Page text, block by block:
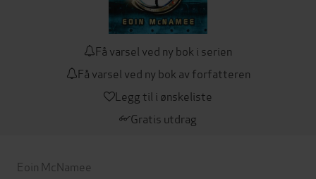
Få varsel ved ny bok i serien
Få varsel ved ny bok av forfatteren
Legg til i ønskeliste
Gratis utdrag
Eoin McNamee